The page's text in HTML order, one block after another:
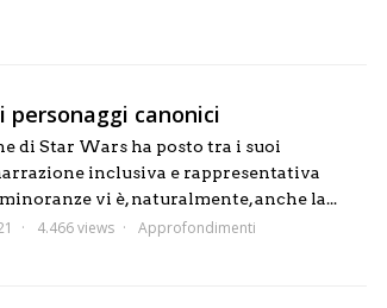
personaggi canonici
di Star Wars ha posto tra i suoi
inclusiva e rappresentativa
vi è, naturalmente, anche la...
4.466 views Approfondimenti